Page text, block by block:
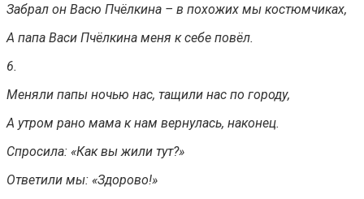
Забрал он Васю Пчёлкина – в похожих мы костюмчиках,
А папа Васи Пчёлкина меня к себе повёл.
6.
Меняли папы ночью нас, тащили нас по городу,
А утром рано мама к нам вернулась, наконец.
Спросила: «Как вы жили тут?»
Ответили мы: «Здорово!»